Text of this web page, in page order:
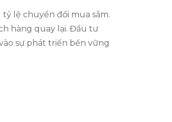
lệ chuyển đổi mua sắm.
hàng quay lại. Đầu tư
sự phát triển bền vững